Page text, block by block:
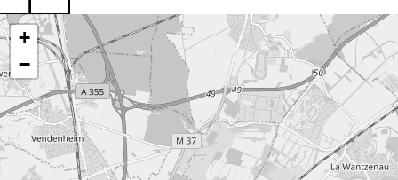
+
−